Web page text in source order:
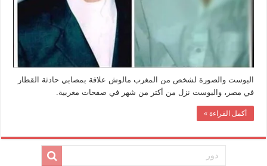
البوست والصورة لشخص من المغرب مالوش علاقة بمصابي حادثة القطار
في مصر، والبوست نزل من أكتر من شهر في صفحات مغربية.
أكمل القراءة »